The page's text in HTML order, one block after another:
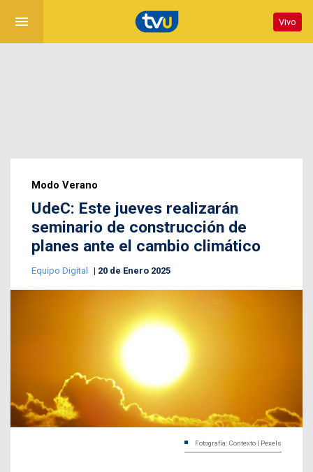
menu Vivo
Modo Verano
UdeC: Este jueves realizarán
seminario de construcción de
planes ante el cambio climático
Equipo Digital 20 de Enero 2025
Fotografía: Contexto | Pexels